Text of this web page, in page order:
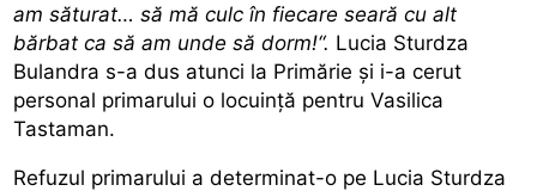
am săturat… să mă culc în fiecare seară cu alt
bărbat ca să am unde să dorm!“. Lucia Sturdza
Bulandra s-a dus atunci la Primărie și i-a cerut
personal primarului o locuință pentru Vasilica
Tastaman.
Refuzul primarului a determinat-o pe Lucia Sturdza